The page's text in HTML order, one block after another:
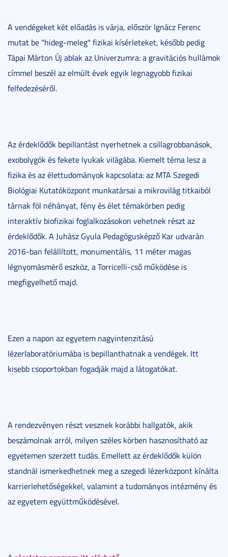
A vendégeket két előadás is várja, először Ignácz Ferenc
mutat be "hideg-meleg" fizikai kísérleteket, később pedig
Tápai Márton Új ablak az Univerzumra: a gravitációs hullámok
címmel beszél az elmúlt évek egyik legnagyobb fizikai
felfedezéséről.
Az érdeklődők bepillantást nyerhetnek a csillagrobbanások,
exobolygók és fekete lyukak világába. Kiemelt téma lesz a
fizika és az élettudományok kapcsolata: az MTA Szegedi
Biológiai Kutatóközpont munkatársai a mikrovilág titkaiból
tárnak föl néhányat, fény és élet témakörben pedig
interaktív biofizikai foglalkozásokon vehetnek részt az
érdeklődők. A Juhász Gyula Pedagógusképző Kar udvarán
2016-ban felállított, monumentális, 11 méter magas
légnyomásmérő eszköz, a Torricelli-cső működése is
megfigyelhető majd.
Ezen a napon az egyetem nagyintenzitású
lézerlaboratóriumába is bepillanthatnak a vendégek. Itt
kisebb csoportokban fogadják majd a látogatókat.
A rendezvényen részt vesznek korábbi hallgatók, akik
beszámolnak arról, milyen széles körben hasznosítható az
egyetemen szerzett tudás. Emellett az érdeklődők külön
standnál ismerkedhetnek meg a szegedi lézerközpont kínálta
karrierlehetőségekkel, valamint a tudományos intézmény és
az egyetem együttműködésével.